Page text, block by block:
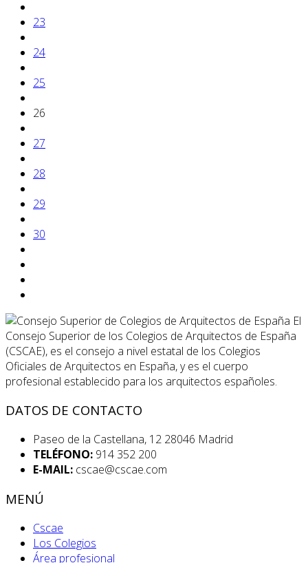
23
24
25
26
27
28
29
30
El
Consejo Superior de los Colegios de Arquitectos de España
(CSCAE), es el consejo a nivel estatal de los Colegios
Oficiales de Arquitectos en España, y es el cuerpo
profesional establecido para los arquitectos españoles.
DATOS DE CONTACTO
Paseo de la Castellana, 12 28046 Madrid
TELÉFONO: 914 352 200
E-MAIL: cscae@cscae.com
MENÚ
Cscae
Los Colegios
Área profesional